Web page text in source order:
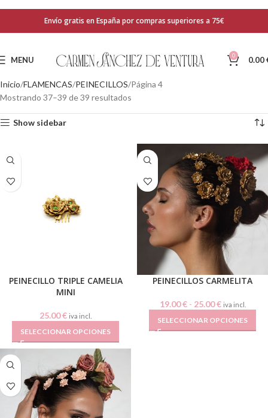
Envío gratis en España por compras superiores a 75€
MENU 0 0.00
Inicio FLAMENCAS PEINECILLOS Página 4
Mostrando 37–39 de 39 resultados
Show sidebar
PEINECILLO TRIPLE CAMELIA
MINI
25.00€ iva incl.
SELECCIONAR OPCIONES
PEINECILLOS CARMELITA
19.00€ - 25.00€ iva incl.
SELECCIONAR OPCIONES